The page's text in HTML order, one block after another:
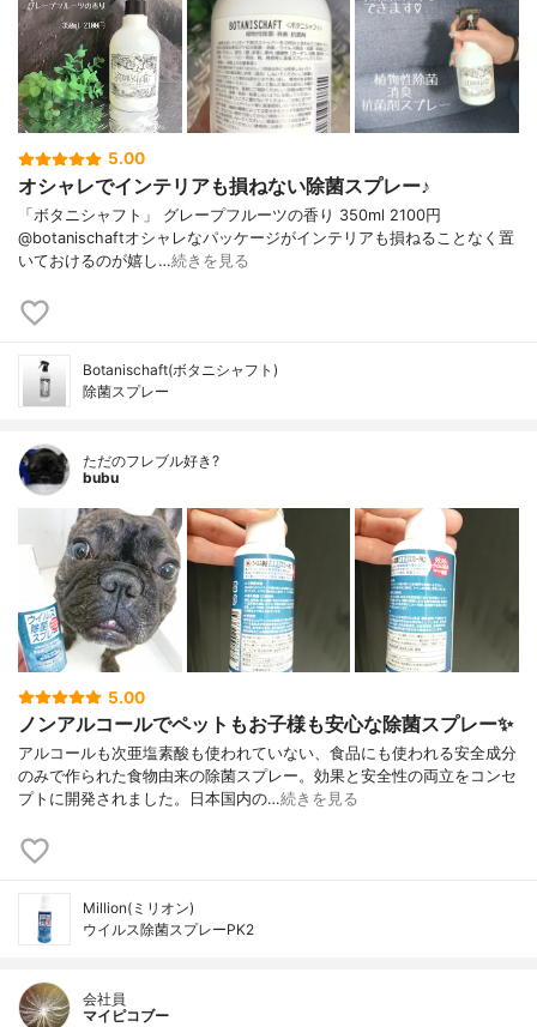
5.00
オシャレでインテリアも損ねない除菌スプレー♪
「ボタニシャフト」 グレープフルーツの香り 350ml 2100円
@botanischaftオシャレなパッケージがインテリアも損ねることなく置
いておけるのが嬉し…続きを見る
Botanischaft(ボタニシャフト)
除菌スプレー
ただのフレブル好き?
bubu
5.00
ノンアルコールでペットもお子様も安心な除菌スプレー✨
アルコールも次亜塩素酸も使われていない、食品にも使われる安全成分
のみで作られた食物由来の除菌スプレー。効果と安全性の両立をコンセ
プトに開発されました。日本国内の…続きを見る
Million(ミリオン)
ウイルス除菌スプレーPK2
会社員
マイピコブー